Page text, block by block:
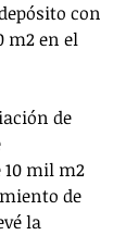
con
m2 en el
de
mil m2
de
la